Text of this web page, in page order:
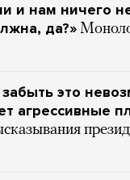
и нам ничего
да?»
это
агрессивные